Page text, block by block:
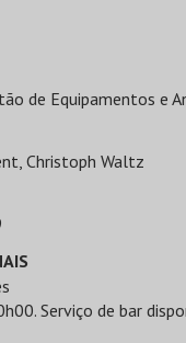
de Equipamentos e
Christoph Waltz
Serviço de bar